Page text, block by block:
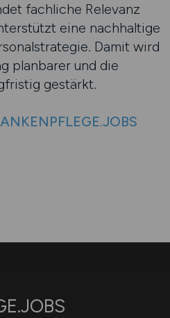
fachliche Relevanz
eine nachhaltige
Damit wird
planbarer und die
gestärkt.